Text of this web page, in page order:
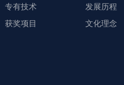
专有技术
获奖项目
发展历程
文化理念